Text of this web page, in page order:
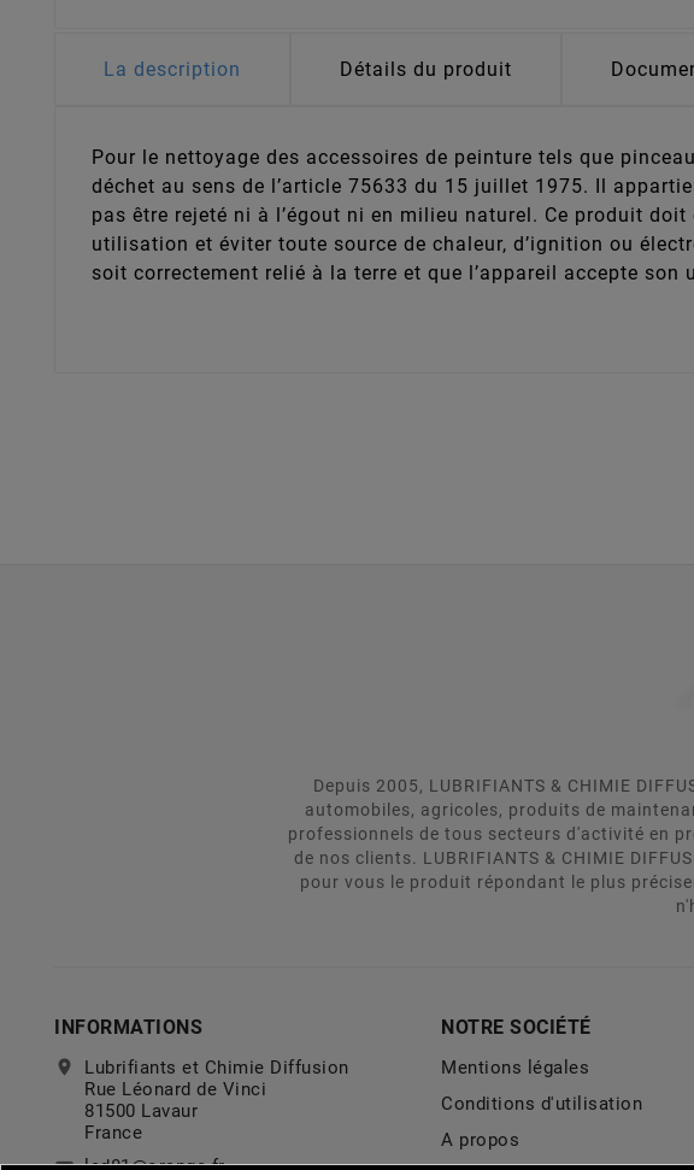
La description Détails du produit
Pour le nettoyage des accessoires de peinture tels que
déchet au sens de l’article 75633 du 15 juillet 1975. Il
pas être rejeté ni à l’égout ni en milieu naturel. Ce produit
utilisation et éviter toute source de chaleur, d’ignition ou
soit correctement relié à la terre et que l’appareil accepte
Depuis 2005, LUBRIFIANTS & CHIMIE
automobiles, agricoles, produits de
professionnels de tous secteurs d'activité en
de nos clients. LUBRIFIANTS & CHIMIE
pour vous le produit répondant le plus
INFORMATIONS
location_on
Lubrifiants et Chimie Diffusion
Rue Léonard de Vinci
81500 Lavaur
France
NOTRE SOCIÉTÉ
Mentions légales
Conditions d'utilisation
A propos